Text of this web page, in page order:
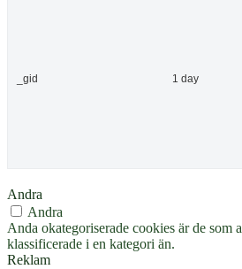
_gid 1 day
Andra
Andra
Anda okategoriserade cookies är de som
klassificerade i en kategori än.
Reklam